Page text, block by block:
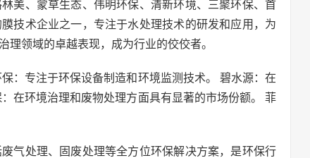
美、蒙草生态、伟明环保、清新环境、三聚环保、首
技术企业之一，专注于水处理技术的研发和应用，为
领域的卓越表现，成为行业的佼佼者。
：专注于环保设备制造和环境监测技术。 碧水源：在
在环境治理和废物处理方面具有显著的市场份额。 菲
气处理、固废处理等全方位环保解决方案，是环保行